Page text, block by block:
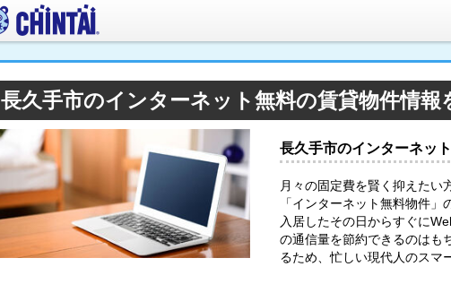
長久手市のインターネット無料の賃貸物件情報
長久手市のインターネッ
月々の固定費を賢く抑えたい
「インターネット無料物件
入居したその日からすぐに
の通信量を節約できるのはも
るため、忙しい現代人のスマ